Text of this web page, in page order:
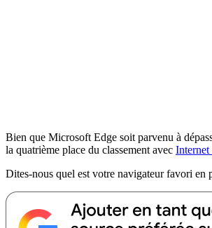
Bien que Microsoft Edge soit parvenu à
la quatrième place du classement avec
Dites-nous quel est votre navigateur favori en